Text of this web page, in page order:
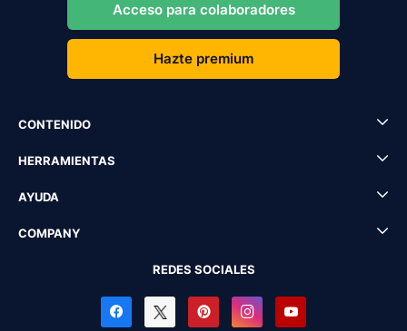
Acceso para colaboradores
Hazte premium
CONTENIDO
HERRAMIENTAS
AYUDA
COMPANY
REDES SOCIALES